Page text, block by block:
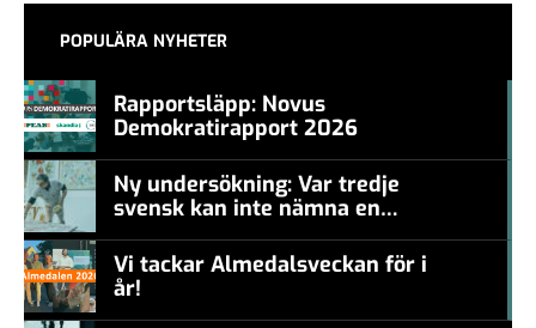
POPULÄRA NYHETER
Rapportsläpp: Novus
Demokratirapport 2026
Ny undersökning: Var tredje
svensk kan inte nämna en
levande konstnär
Vi tackar Almedalsveckan för i
år!